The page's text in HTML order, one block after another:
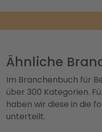
Ähnliche
Im Branchenbuch für
über 300 Kategorien.
haben wir diese in die
unterteilt.